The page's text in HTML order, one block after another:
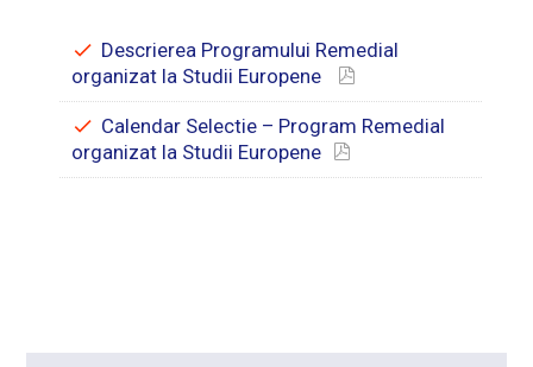
Descrierea Programului Remedial
organizat la Studii Europene
Calendar Selectie – Program Remedial
organizat la Studii Europene